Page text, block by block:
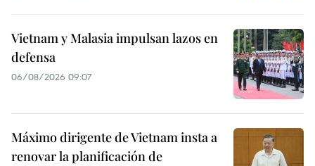
Vietnam y Malasia impulsan lazos en
defensa
06/08/2026 09:07
Máximo dirigente de Vietnam insta a
renovar la planificación de